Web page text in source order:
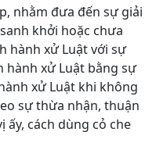
nhằm đưa đến sự giải
khởi hoặc chưa
hành xử Luật với sự
hành xử Luật bằng sự
xử Luật khi không
sự thừa nhận, thuận
ấy, cách dùng cỏ che